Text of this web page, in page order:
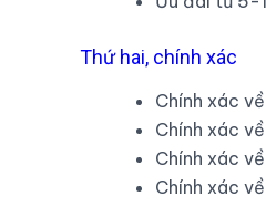
Thứ hai, chính xác
Chính xác
Chính xác
Chính xác
Chính xác